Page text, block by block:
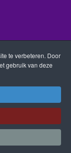
te verbeteren. Door
gebruik van deze